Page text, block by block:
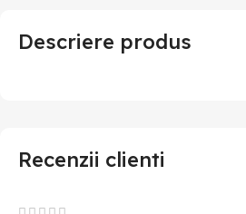
Descriere produs
Recenzii clienti